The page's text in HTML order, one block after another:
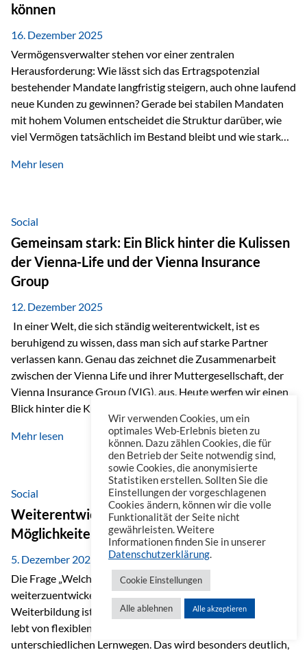
können
16. Dezember 2025
Vermögensverwalter stehen vor einer zentralen
Herausforderung: Wie lässt sich das Ertragspotenzial
bestehender Mandate langfristig steigern, auch ohne laufend
neue Kunden zu gewinnen? Gerade bei stabilen Mandaten
mit hohem Volumen entscheidet die Struktur darüber, wie
viel Vermögen tatsächlich im Bestand bleibt und wie stark
Beispiel verdeutlicht diese Wirkung besonders deutlich.
hinzukommen, spielt nicht nur die Rendite eine Rolle. Auch
steuerliche Effekte haben einen erheblichen Einfluss auf…
Mehr lesen
Social
Gemeinsam stark: Ein Blick hinter die Kulissen
der Vienna-Life und der Vienna Insurance
Group
12. Dezember 2025
In einer Welt, die sich ständig weiterentwickelt, ist es
beruhigend zu wissen, dass man sich auf starke Partner
verlassen kann. Genau das zeichnet die Zusammenarbeit
zwischen der Vienna Life und ihrer Muttergesellschaft, der
Vienna Insurance Group (VIG), aus. Heute werfen wir einen
Blick hinter die Kulissen auf eine Unternehmensgruppe mit
beeindruckender Geschichte, gewachsenem Know-how und
einem stabilen Fundament. Ein starkes Netzwerk in ganz
Europa Die Vienna Insurance Group ist die führende
Versicherungsgruppe in Zentral- und Osteuropa. Mit über
50 Versicherungsgesellschaften in insgesamt 30 Ländern
verbindet sie regionale Stärke mit internationaler
Kompetenz.
Mehr lesen
Social
Weiterentwicklung im Berufsalltag: Welche
Möglichkeiten es gibt
5. Dezember 2025
Die Frage „Welche Möglichkeiten gibt es, sich
weiterzuentwickeln?“ lässt sich heute vielseitig beantworten.
Weiterbildung ist längst kein starrer Prozess mehr, sondern
lebt von flexiblen Formaten, individuellen Bedürfnissen und
unterschiedlichen Lernwegen. Das wird besonders deutlich,
Wir verwenden Cookies, um ein
optimales Web-Erlebnis bieten zu
können. Dazu zählen Cookies, die für
den Betrieb der Seite notwendig sind,
sowie Cookies, die anonymisierte
Statistiken erstellen. Sollten Sie die
Einstellungen der vorgeschlagenen
Cookies ändern, können wir die volle
Funktionalität der Seite nicht
gewährleisten. Weitere
Informationen finden Sie in unserer
Datenschutzerklärung.
Cookie Einstellungen
Alle ablehnen Alle akzeptieren